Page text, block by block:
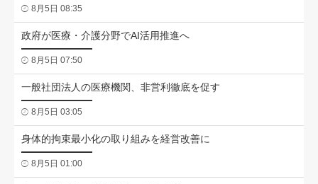
8月5日 08:35
政府が医療・介護分野でAI活用推進へ
8月5日 07:50
一般社団法人の医療機関、非営利徹底を促す
8月5日 03:05
身体的拘束最小化の取り組みを経営改善に
8月5日 01:00